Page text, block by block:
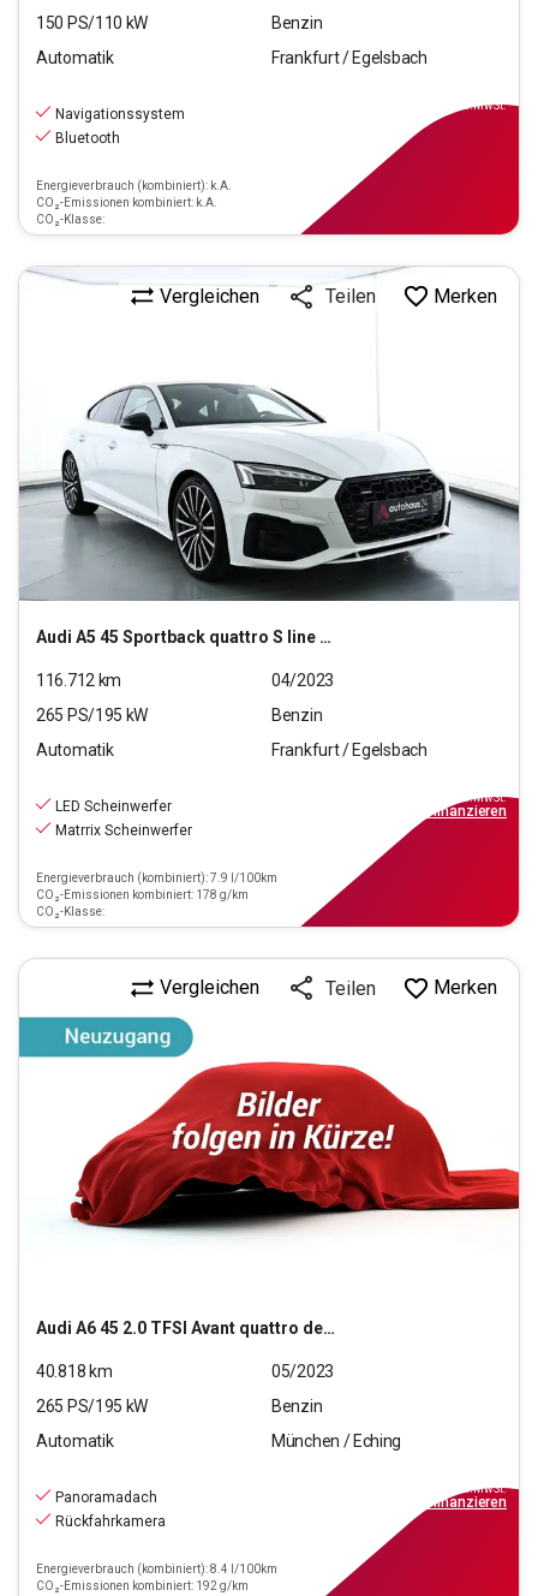
150 PS/110 kW
Benzin
Automatik
Frankfurt / Egelsbach
Navigationssystem
Bluetooth
Energieverbrauch (kombiniert): k.A.
CO₂-Emissionen kombiniert: k.A.
CO₂-Klasse:
inkl.MwSt.
Audi A5 45 Sportback quattro S line 2.0 TFS (M-H)(E 6d)
Vergleichen Teilen Merken
116.712 km
04/2023
265 PS/195 kW
Benzin
Automatik
Frankfurt / Egelsbach
LED Scheinwerfer
Matrrix Scheinwerfer
Energieverbrauch (kombiniert): 7.9 l/100km
CO₂-Emissionen kombiniert: 178 g/km
CO₂-Klasse:
inkl.MwSt.
finanzieren
Audi A6 45 2.0 TFSI Avant quattro design
Vergleichen Teilen Merken
40.818 km
05/2023
265 PS/195 kW
Benzin
Automatik
München / Eching
Panoramadach
Rückfahrkamera
Energieverbrauch (kombiniert): 8.4 l/100km
CO₂-Emissionen kombiniert: 192 g/km
inkl.MwSt.
finanzieren